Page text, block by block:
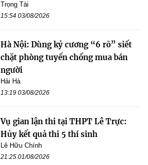
Trọng Tài
15:54 03/08/2026
Hà Nội: Dùng kỷ cương “6 rõ” siết
chặt phòng tuyến chống mua bán
người
Hải Hà
13:19 03/08/2026
Vụ gian lận thi tại THPT Lê Trực:
Hủy kết quả thi 5 thí sinh
Lê Hữu Chính
21:25 01/08/2026